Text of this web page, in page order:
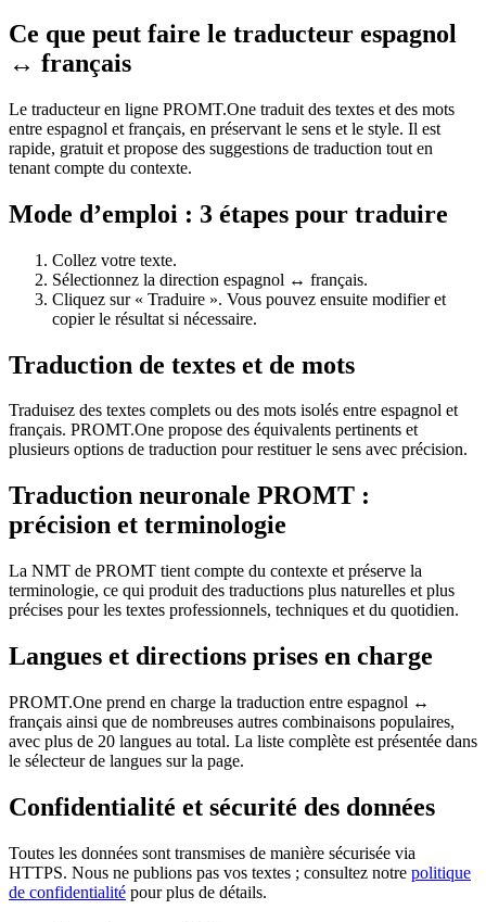
Ce que peut faire le traducteur espagnol
↔ français
Le traducteur en ligne PROMT.One traduit des textes et des mots
entre espagnol et français, en préservant le sens et le style. Il est
rapide, gratuit et propose des suggestions de traduction tout en
tenant compte du contexte.
Mode d’emploi : 3 étapes pour traduire
Collez votre texte.
Sélectionnez la direction espagnol ↔ français.
Cliquez sur « Traduire ». Vous pouvez ensuite modifier et
copier le résultat si nécessaire.
Traduction de textes et de mots
Traduisez des textes complets ou des mots isolés entre espagnol et
français. PROMT.One propose des équivalents pertinents et
plusieurs options de traduction pour restituer le sens avec précision.
Traduction neuronale PROMT :
précision et terminologie
La NMT de PROMT tient compte du contexte et préserve la
terminologie, ce qui produit des traductions plus naturelles et plus
précises pour les textes professionnels, techniques et du quotidien.
Langues et directions prises en charge
PROMT.One prend en charge la traduction entre espagnol ↔
français ainsi que de nombreuses autres combinaisons populaires,
avec plus de 20 langues au total. La liste complète est présentée dans
le sélecteur de langues sur la page.
Confidentialité et sécurité des données
Toutes les données sont transmises de manière sécurisée via
HTTPS. Nous ne publions pas vos textes ; consultez notre politique
de confidentialité pour plus de détails.